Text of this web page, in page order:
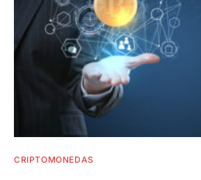
CRIPTOMONEDAS